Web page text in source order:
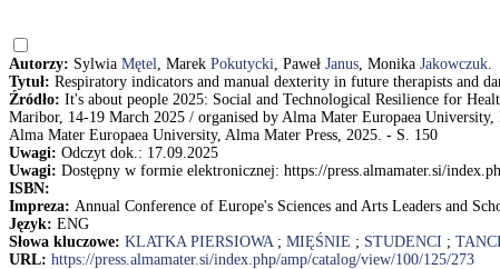
Autorzy: Sylwia Mętel, Marek Pokutycki, Paweł Janus, Monika Jakowczuk.
Tytuł: Respiratory indicators and manual dexterity in future therapists and
Źródło: It's about people 2025: Social and Technological Resilience for
Maribor, 14-19 March 2025 / organised by Alma Mater Europaea
Alma Mater Europaea University, Alma Mater Press, 2025. - S. 150
Uwagi: Odczyt dok.: 17.09.2025
Uwagi: Dostępny w formie elektronicznej: https://press.almamater.si/
ISBN:
Impreza: Annual Conference of Europe's Sciences and Arts Leaders and
Język: ENG
Słowa kluczowe: KLATKA PIERSIOWA; MIĘŚNIE ; STUDENCI ;
URL: https://press.almamater.si/index.php/amp/catalog/view/100/125/273